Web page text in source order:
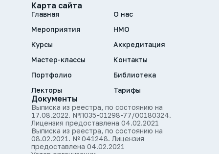
Карта сайта
Главная
Мероприятия
Курсы
Мастер-классы
Портфолио
Лекторы
О нас
НМО
Аккредитация
Контакты
Библиотека
Тарифы
Документы
Выписка из реестра, по состоянию на
17.08.2022. №Л035-01298-77/00180324.
Лицензия предоставлена 04.02.2021
Выписка из реестра, по состоянию на
08.02.2021. № 041248. Лицензия
предоставлена 04.02.2021